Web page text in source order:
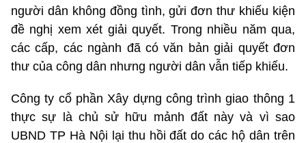
người dân không đồng tình, gửi đơn thư khiếu kiện
đề nghị xem xét giải quyết. Trong nhiều năm qua,
các cấp, các ngành đã có văn bản giải quyết đơn
thư của công dân nhưng người dân vẫn tiếp khiếu.
Công ty cổ phần Xây dựng công trình giao thông 1
thực sự là chủ sử hữu mảnh đất này và vì sao
UBND TP Hà Nội lại thu hồi đất do các hộ dân trên